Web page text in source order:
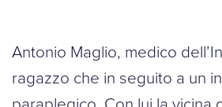
Antonio Maglio, medico
ragazzo che in seguito a un